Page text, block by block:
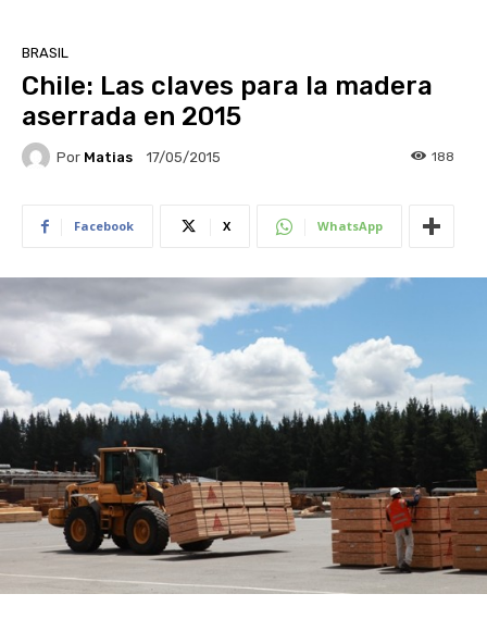
BRASIL
Chile: Las claves para la madera
aserrada en 2015
Por Matias 17/05/2015 188
Facebook X WhatsApp